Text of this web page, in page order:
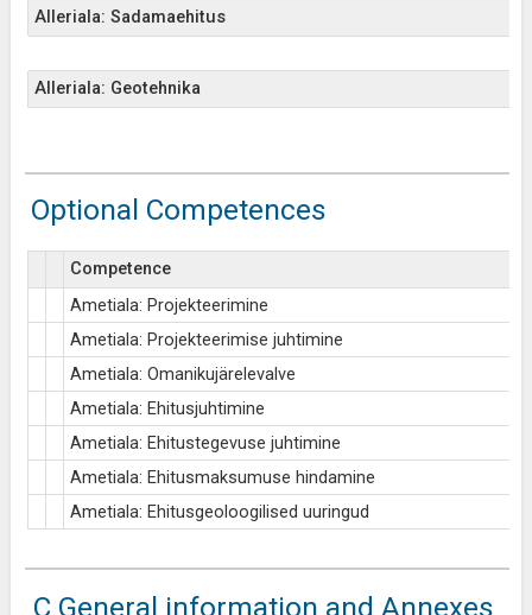
Alleriala: Sadamaehitus
Alleriala: Geotehnika
Optional Competences
Competence
Ametiala: Projekteerimine
Ametiala: Projekteerimise juhtimine
Ametiala: Omanikujärelevalve
Ametiala: Ehitusjuhtimine
Ametiala: Ehitustegevuse juhtimine
Ametiala: Ehitusmaksumuse hindamine
Ametiala: Ehitusgeoloogilised uuringud
C General information and Annexes